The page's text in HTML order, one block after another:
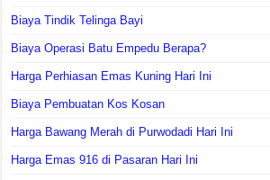
Biaya Tindik Telinga Bayi
Biaya Operasi Batu Empedu Berapa?
Harga Perhiasan Emas Kuning Hari Ini
Biaya Pembuatan Kos Kosan
Harga Bawang Merah di Purwodadi Hari Ini
Harga Emas 916 di Pasaran Hari Ini